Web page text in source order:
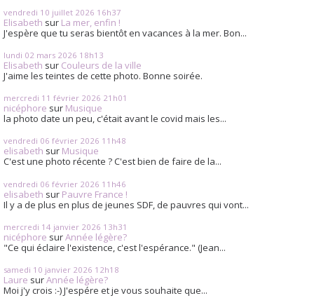
vendredi 10 juillet 2026 16h37
Elisabeth sur La mer, enfin !
J'espère que tu seras bientôt en vacances à la mer. Bon...
lundi 02 mars 2026 18h13
Elisabeth sur Couleurs de la ville
J'aime les teintes de cette photo. Bonne soirée.
mercredi 11 février 2026 21h01
nicéphore sur Musique
la photo date un peu, c'était avant le covid mais les...
vendredi 06 février 2026 11h48
elisabeth sur Musique
C'est une photo récente ? C'est bien de faire de la...
vendredi 06 février 2026 11h46
elisabeth sur Pauvre France !
Il y a de plus en plus de jeunes SDF, de pauvres qui vont...
mercredi 14 janvier 2026 13h31
nicéphore surAnnée légère?
"Ce qui éclaire l'existence, c'est l'espérance." (Jean...
samedi 10 janvier 2026 12h18
Laure surAnnée légère?
Moi j'y crois :-) J'espére et je vous souhaite que...